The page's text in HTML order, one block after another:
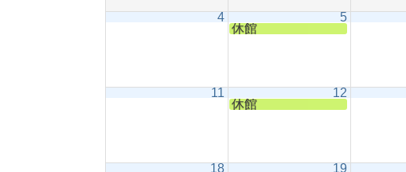
4
5
休館
11
12
休館
18
19